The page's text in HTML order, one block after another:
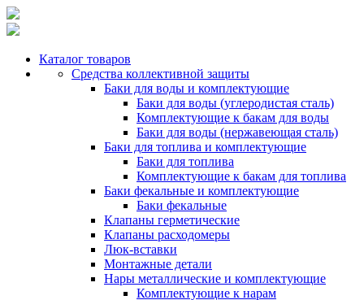
Каталог товаров
Средства коллективной защиты
Баки для воды и комплектующие
Баки для воды (углеродистая сталь)
Комплектующие к бакам для воды
Баки для воды (нержавеющая сталь)
Баки для топлива и комплектующие
Баки для топлива
Комплектующие к бакам для топлива
Баки фекальные и комплектующие
Баки фекальные
Клапаны герметические
Клапаны расходомеры
Люк-вставки
Монтажные детали
Нары металлические и комплектующие
Комплектующие к нарам